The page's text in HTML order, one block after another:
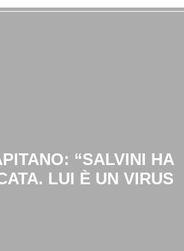
“SALVINI HA
LUI È UN VIRUS